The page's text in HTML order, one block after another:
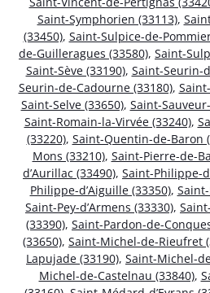
Saint-Symphorien (33113),
(33450), Saint-Sulpice-de-
de-Guilleragues (33580), Saint-
Saint-Sève (33190), Saint-Seurin-
Seurin-de-Cadourne (33180),
Saint-Selve (33650), Saint-
Saint-Romain-la-Virvée (33240),
(33220), Saint-Quentin-de-Baron
Mons (33210), Saint-Pierre-de-
d’Aurillac (33490), Saint-Philippe-
Philippe-d’Aiguille (33350),
Saint-Pey-d’Armens (33330),
(33390), Saint-Pardon-de-
(33650), Saint-Michel-de-Rieufret
Lapujade (33190), Saint-Michel-
Michel-de-Castelnau (33840),